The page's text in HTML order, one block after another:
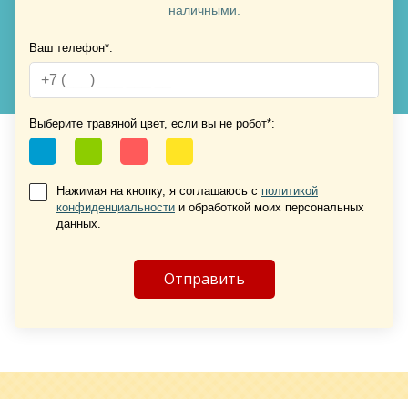
Хочу такую
наличными.
Ваш телефон*:
Выберите травяной цвет, если вы не робот*:
Нажимая на кнопку, я соглашаюсь с политикой
конфиденциальности и обработкой моих персональных
данных.